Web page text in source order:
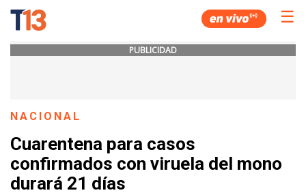
☰
PUBLICIDAD
NACIONAL
Cuarentena para casos
confirmados con viruela del mono
durará 21 días